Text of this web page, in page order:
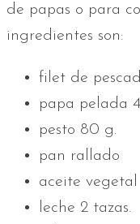
de papas o para
ingredientes son:
filet de
papa pelada
pesto 80 g.
pan rallado
aceite
leche 2 tazas.